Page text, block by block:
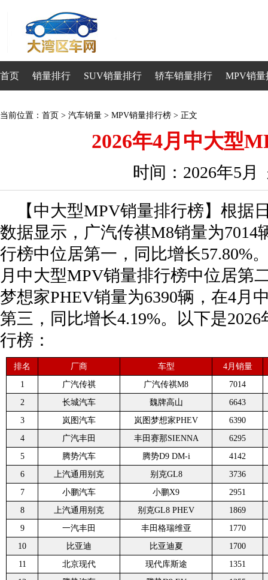
首页 销量排行 SUV销量排行 轿车销量排行 MPV销量
当前位置： 首页 > 汽车销量 > MPV销量排行榜 > 正文
2026年4月中大型
时间：2026年5
【中大型MPV销量排行榜】根据
数据显示，广汽传祺M8销量为7014
行榜中位居第一，同比增长57.80%
月中大型MPV销量排行榜中位居第
梦想家PHEV销量为6390辆，在4月
第三，同比增长4.19%。以下是
行榜：
排名 厂商 车型
4月销量
1
广汽传祺 广汽传祺M8
7014
2
长城汽车 魏牌高山
6643
3
岚图汽车 岚图梦想家PHEV
6390
4
广汽丰田 丰田赛那SIENNA
6295
5
腾势汽车 腾势D9 DM-i
4142
6
上汽通用别克 别克GL8
3736
7
小鹏汽车 小鹏X9
2951
8
上汽通用别克 别克GL8 PHEV
1869
9
一汽丰田 丰田格瑞维亚
1770
10
比亚迪 比亚迪夏
1700
11
北京现代 现代库斯途
1351